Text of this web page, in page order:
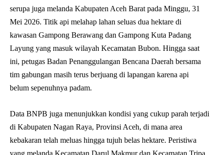
serupa juga melanda Kabupaten Aceh Barat pada Minggu, 31
Mei 2026. Titik api melahap lahan seluas dua hektare di
kawasan Gampong Berawang dan Gampong Kuta Padang
Layung yang masuk wilayah Kecamatan Bubon. Hingga saat
ini, petugas Badan Penanggulangan Bencana Daerah bersama
tim gabungan masih terus berjuang di lapangan karena api
belum sepenuhnya padam.
Data BNPB juga menunjukkan kondisi yang cukup parah terjadi
di Kabupaten Nagan Raya, Provinsi Aceh, di mana area
kebakaran telah meluas hingga tujuh belas hektare. Peristiwa
yang melanda Kecamatan Darul Makmur dan Kecamatan Tripa